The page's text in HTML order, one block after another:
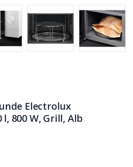
Electrolux
l, 800 W, Grill, Alb
Masina de tocat